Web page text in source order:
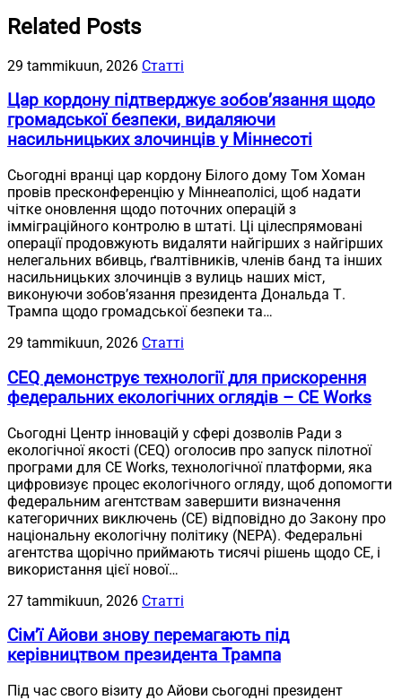
Related Posts
29 tammikuun, 2026 Статті
Цар кордону підтверджує зобов’язання щодо
громадської безпеки, видаляючи
насильницьких злочинців у Міннесоті
Сьогодні вранці цар кордону Білого дому Том Хоман
провів пресконференцію у Міннеаполісі, щоб надати
чітке оновлення щодо поточних операцій з
імміграційного контролю в штаті. Ці цілеспрямовані
операції продовжують видаляти найгірших з найгірших
нелегальних вбивць, ґвалтівників, членів банд та інших
насильницьких злочинців з вулиць наших міст,
виконуючи зобов’язання президента Дональда Т.
Трампа щодо громадської безпеки та…
29 tammikuun, 2026 Статті
CEQ демонструє технології для прискорення
федеральних екологічних оглядів – CE Works
Сьогодні Центр інновацій у сфері дозволів Ради з
екологічної якості (CEQ) оголосив про запуск пілотної
програми для CE Works, технологічної платформи, яка
цифровизує процес екологічного огляду, щоб допомогти
федеральним агентствам завершити визначення
категоричних виключень (CE) відповідно до Закону про
національну екологічну політику (NEPA). Федеральні
агентства щорічно приймають тисячі рішень щодо CE, і
використання цієї нової…
27 tammikuun, 2026 Статті
Сім’ї Айови знову перемагають під
керівництвом президента Трампа
Під час свого візиту до Айови сьогодні президент